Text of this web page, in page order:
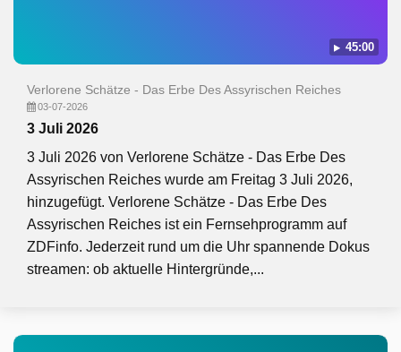
45:00
Verlorene Schätze - Das Erbe Des Assyrischen Reiches
03-07-2026
3 Juli 2026
3 Juli 2026 von Verlorene Schätze - Das Erbe Des
Assyrischen Reiches wurde am Freitag 3 Juli 2026,
hinzugefügt. Verlorene Schätze - Das Erbe Des
Assyrischen Reiches ist ein Fernsehprogramm auf
ZDFinfo. Jederzeit rund um die Uhr spannende Dokus
streamen: ob aktuelle Hintergründe,...